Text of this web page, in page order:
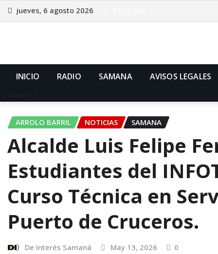
Saltar
al
jueves, 6 agosto 2026
INICIO RADIO SAMANA AVISOS LEGALES
ARROLO BARRIL NOTICIAS SAMANA
Alcalde Luis Felipe
Estudiantes del
Curso Técnica en
Puerto de Cruceros.
De Interés Samaná May 13, 2026 0